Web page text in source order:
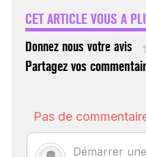
CET ARTICLE VOUS A
Donnez nous votre avis
Partagez vos